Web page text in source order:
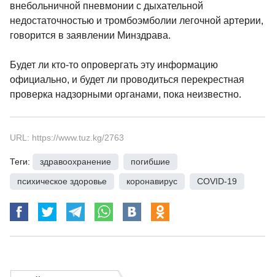
внебольничной пневмонии с дыхательной
недостаточностью и тромбоэмболии легочной артерии,
говорится в заявлении Минздрава.
Будет ли кто-то опровергать эту информацию
официально, и будет ли проводиться перекрестная
проверка надзорными органами, пока неизвестно.
URL: https://www.tuz.kg/2763
Теги: здравоохранение погибшие
психическое здоровье
коронавирус COVID-19